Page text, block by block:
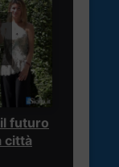
futuro
città